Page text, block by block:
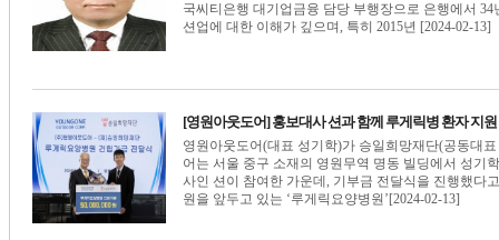
국씨티은행 대기업금융 담당 부행장으로 은행에서
션업에 대한 이해가 깊으며, 특히 2015년 [2024-02-13]
[영원아웃도어] 홍보대사 션과 함께 루게릭병 환자 지
영원아웃도어(대표 성기학)가 승일희망재단(공동대
어는 서울 중구 소재의 영원무역 명동 빌딩에서 성기
사인 션이 참여한 가운데, 기부금 전달식을 진행했다
원을 앞두고 있는 ‘루게릭요양병원’[2024-02-13]